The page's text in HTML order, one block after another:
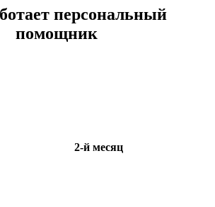
персональный
помощник
2-й месяц